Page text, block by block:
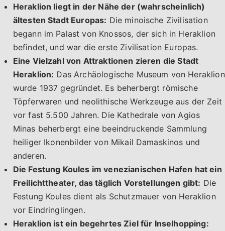
Heraklion liegt in der Nähe der (wahrscheinlich)
ältesten Stadt Europas: Die minoische Zivilisation
begann im Palast von Knossos, der sich in Heraklion
befindet, und war die erste Zivilisation Europas.
Eine Vielzahl von Attraktionen zieren die Stadt
Heraklion: Das Archäologische Museum von Heraklion
wurde 1937 gegründet. Es beherbergt römische
Töpferwaren und neolithische Werkzeuge aus der Zeit
vor fast 5.500 Jahren. Die Kathedrale von Agios
Minas beherbergt eine beeindruckende Sammlung
heiliger Ikonenbilder von Mikail Damaskinos und
anderen.
Die Festung Koules im venezianischen Hafen hat ein
Freilichttheater, das täglich Vorstellungen gibt: Die
Festung Koules dient als Schutzmauer von Heraklion
vor Eindringlingen.
Heraklion ist ein begehrtes Ziel für Inselhopping: